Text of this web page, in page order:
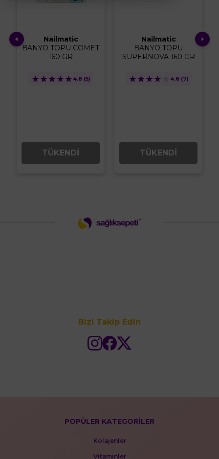
Nailmatic
BANYO TOPU COMET
160 GR
★
★
★
★
★ 4.8 (5)
TÜKENDİ
Nailmatic
BANYO TOPU
SUPERNOVA 160 GR
★
★
★
★ 4.6(7)
TÜKENDİ
Bizi Takip Edin
POPÜLER KATEGORİLER
Kolajenler
Vitaminler